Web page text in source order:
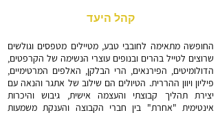
קהל היעד
החופשה מתאימה לחובבי טבע, מטיילים מטפסים וגולשים
שרוצים לטייל בהרים ובנופים עוצרי הנשימה של הקרפטים,
הדולומיטים, הפירנאים, הרי הבלקן, האלפים המרטימיים,
פיליון ויוון ההררית. הטיולים הם שילוב של אתגר והנאה עם
יצירת תהליך קבוצתי והעצמה אישית, גיבוש והיכרות
אינטימית "אחרת" בין חברי הקבוצה והענקת משמעות